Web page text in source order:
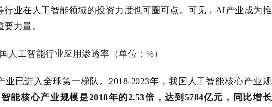
行业在人工智能领域的投资力度也可圈可点。可见，AI产业成为推
力量。
业已进入全球第一梯队。2018-2023年，我国人工智能核心产业规
能核心产业规模是2018年的2.53倍，达到5784亿元，同比增长